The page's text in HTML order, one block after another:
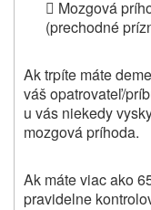
 Mozgová
(prechodné
Ak trpíte máte
váš opatrovateľ/
u vás niekedy
mozgová príhoda.
Ak máte viac ako
pravidelne